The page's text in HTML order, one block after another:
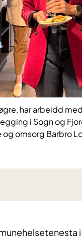
har arbeidd
i Sogn og
omsorg Barbro